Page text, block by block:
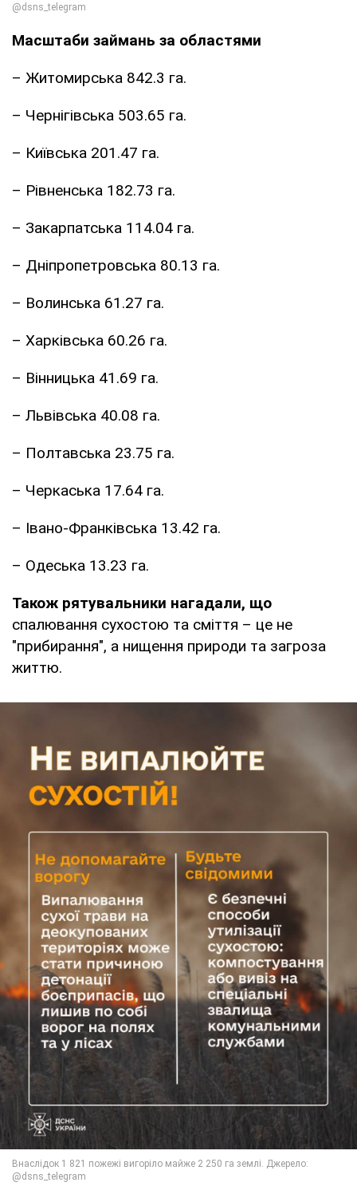
Масштаби займань за областями
– Житомирська 842.3 га.
– Чернігівська 503.65 га.
– Київська 201.47 га.
– Рівненська 182.73 га.
– Закарпатська 114.04 га.
– Дніпропетровська 80.13 га.
– Волинська 61.27 га.
– Харківська 60.26 га.
– Вінницька 41.69 га.
– Львівська 40.08 га.
– Полтавська 23.75 га.
– Черкаська 17.64 га.
– Івано-Франківська 13.42 га.
– Одеська 13.23 га.
Також рятувальники нагадали, що
спалювання сухостою та сміття – це не
"прибирання", а нищення природи та загроза
життю.